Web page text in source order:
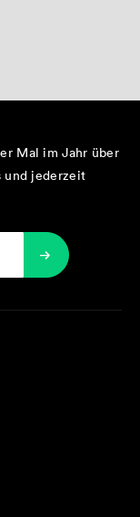
Mal im Jahr über
und jederzeit